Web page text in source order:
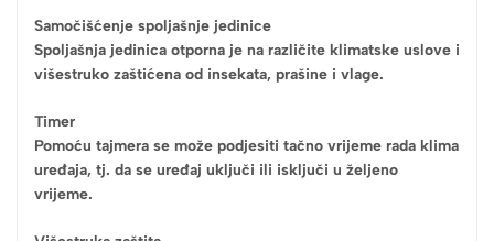
Samočišćenje spoljašnje jedinice
Spoljašnja jedinica otporna je na različite klimatske uslove i
višestruko zaštićena od insekata, prašine i vlage.
Timer
Pomoću tajmera se može podjesiti tačno vrijeme rada klima
uređaja, tj. da se uređaj uključi ili isključi u željeno
vrijeme.